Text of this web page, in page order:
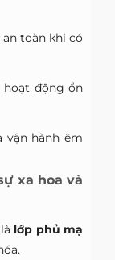
an toàn khi có
hoạt động ổn
vận hành êm
xa hoa và
lớp phủ mạ